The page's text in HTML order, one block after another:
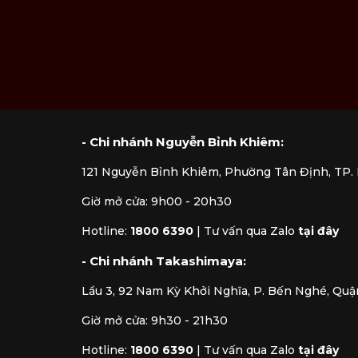
- Chi nhánh Nguyễn Bỉnh Khiêm:
121 Nguyễn Bỉnh Khiêm, Phường Tân Định, TP.
Giờ mở cửa: 9h00 - 20h30
Hotline: 1800 6390 | Tư vấn qua Zalo tại đây
- Chi nhánh Takashimaya:
Lầu 3, 92 Nam Kỳ Khởi Nghĩa, P. Bến Nghé,
Giờ mở cửa: 9h30 - 21h30
Hotline: 1800 6390 | Tư vấn qua Zalo tại đây